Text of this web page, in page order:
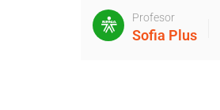
Profesor
Sofia Plus